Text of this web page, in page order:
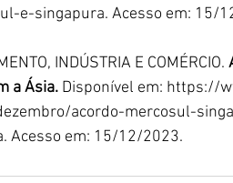
e-singapura. Acesso em: 15/
INDÚSTRIA E COMÉRCIO.
a Ásia. Disponível em: https://
acordo-mercosul-
. Acesso em: 15/12/2023.